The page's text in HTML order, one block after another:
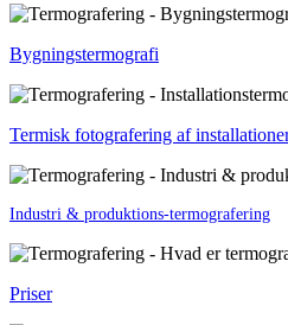
Bygningstermografi
Termisk fotografering af
Industri & produktions-termografering
Priser